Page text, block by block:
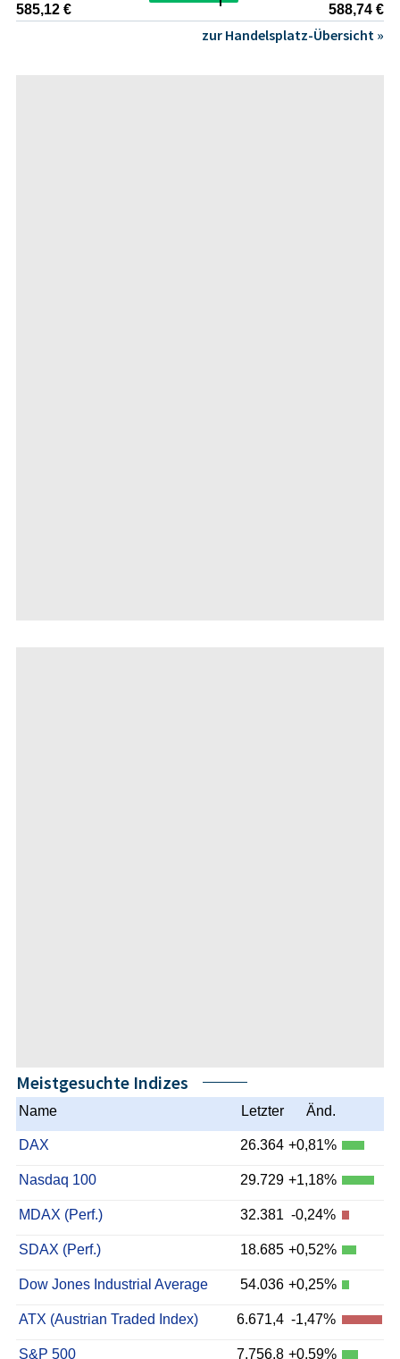
585,12 €
588,74 €
zur Handelsplatz-Übersicht »
Meistgesuchte Indizes
Name Letzter Änd.
DAX 26.364 +0,81%
Nasdaq 100 29.729 +1,18%
MDAX (Perf.) 32.381 -0,24%
SDAX (Perf.) 18.685 +0,52%
Dow Jones Industrial Average 54.036 +0,25%
ATX (Austrian Traded Index) 6.671,4 -1,47%
S&P 500 7.756,8 +0,59%